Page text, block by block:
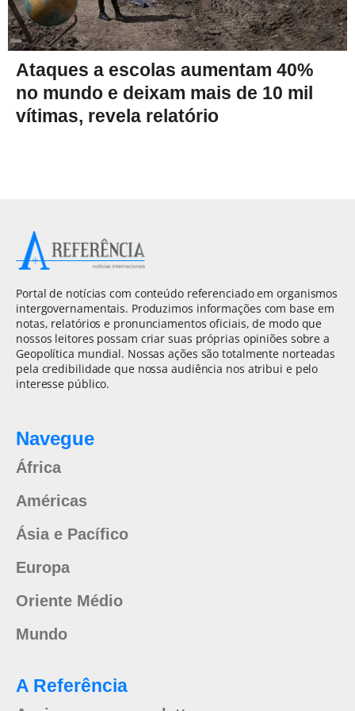
Ataques a escolas aumentam 40%
no mundo e deixam mais de 10 mil
vítimas, revela relatório
Portal de notícias com conteúdo referenciado em organismos
intergovernamentais. Produzimos informações com base em
notas, relatórios e pronunciamentos oficiais, de modo que
nossos leitores possam criar suas próprias opiniões sobre a
Geopolítica mundial. Nossas ações são totalmente norteadas
pela credibilidade que nossa audiência nos atribui e pelo
interesse público.
Navegue
África
Américas
Ásia e Pacífico
Europa
Oriente Médio
Mundo
A Referência